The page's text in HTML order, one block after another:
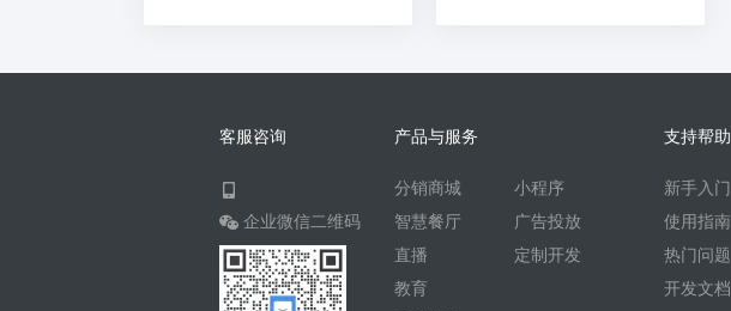
客服咨询
企业微信二维码
产品与服务
分销商城
智慧餐厅
直播
教育
小程序
广告投放
定制开发
支持帮助
新手入门
使用指南
热门问题
开发文档